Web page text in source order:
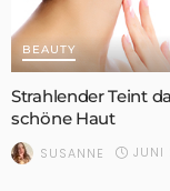
BEAUTY
Strahlender Teint
schöne Haut
SUSANNE JUNI